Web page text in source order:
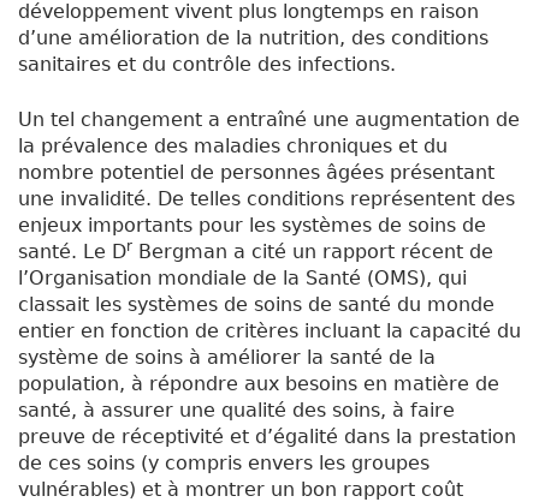
développement vivent plus longtemps en raison
d’une amélioration de la nutrition, des conditions
sanitaires et du contrôle des infections.
Un tel changement a entraîné une augmentation de
la prévalence des maladies chroniques et du
nombre potentiel de personnes âgées présentant
une invalidité. De telles conditions représentent des
enjeux importants pour les systèmes de soins de
santé. Le Dr Bergman a cité un rapport récent de
l’Organisation mondiale de la Santé (OMS), qui
classait les systèmes de soins de santé du monde
entier en fonction de critères incluant la capacité du
système de soins à améliorer la santé de la
population, à répondre aux besoins en matière de
santé, à assurer une qualité des soins, à faire
preuve de réceptivité et d’égalité dans la prestation
de ces soins (y compris envers les groupes
vulnérables) et à montrer un bon rapport coût